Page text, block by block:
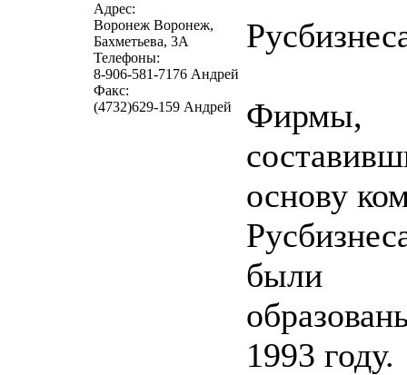
Адрес:
Воронеж Воронеж,
Бахметьева, 3А
Телефоны:
8-906-581-7176 Андрей
Факс:
(4732)629-159 Андрей
Фирмы,
основу
были
1993 году.